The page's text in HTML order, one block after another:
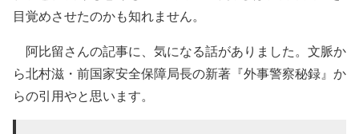
目覚めさせたのかも知れません。
阿比留さんの記事に、気になる話がありました。文脈か
ら北村滋・前国家安全保障局長の新著『外事警察秘録』か
らの引用やと思います。